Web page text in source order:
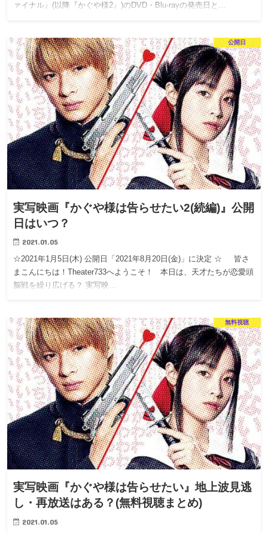
ァイナル』(以降『かぐや様2』)のDVD・Blu-rayの発売日と…
公開日
実写映画『かぐや様は告らせたい2(続編)』公開
日はいつ？
2021.01.05
☆2021年1月5日(木) 公開日「2021年8月20日(金)」に決定 ☆ 皆さ
まこんにちは！Theater733へようこそ！ 本日は、天才たちが恋愛頭
脳戦を繰り広げる？ 実写映…
無料視聴
実写映画『かぐや様は告らせたい』地上波見逃
し・再放送はある？(無料視聴まとめ)
2021.01.05